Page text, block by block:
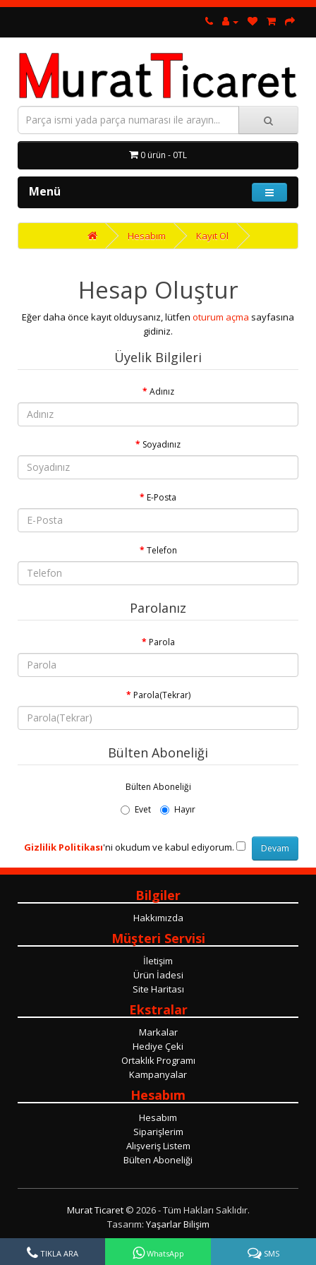
0 ürün - 0TL
Menü
Hesabım Kayıt Ol
Hesap Oluştur
Eğer daha önce kayıt olduysanız, lütfen oturum açma sayfasına
gidiniz.
Üyelik Bilgileri
Adınız
Soyadınız
E-Posta
Telefon
Parolanız
Parola
Parola(Tekrar)
Bülten Aboneliği
Bülten Aboneliği
Evet
Hayır
Gizlilik Politikası'ni okudum ve kabul ediyorum.
Bilgiler
Hakkımızda
Müşteri Servisi
İletişim
Ürün İadesi
Site Haritası
Ekstralar
Markalar
Hediye Çeki
Ortaklık Programı
Kampanyalar
Hesabım
Hesabım
Siparişlerim
Alışveriş Listem
Bülten Aboneliği
Murat Ticaret© 2026 - Tüm Hakları Saklıdır.
Tasarım: Yaşarlar Bilişim
TIKLA ARA WhatsApp SMS